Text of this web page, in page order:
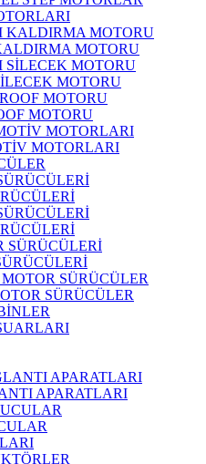
MOTORU
MOTORU
MOTORU
MOTORLARI
SÜRÜCÜLER
APARATLARI